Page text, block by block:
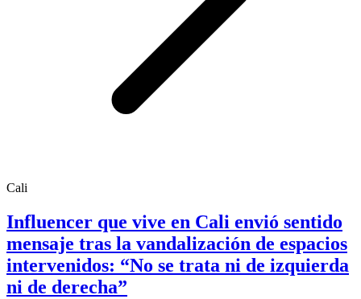
Cali
Influencer que vive en Cali envió sentido
mensaje tras la vandalización de espacios
intervenidos: “No se trata ni de izquierda
ni de derecha”